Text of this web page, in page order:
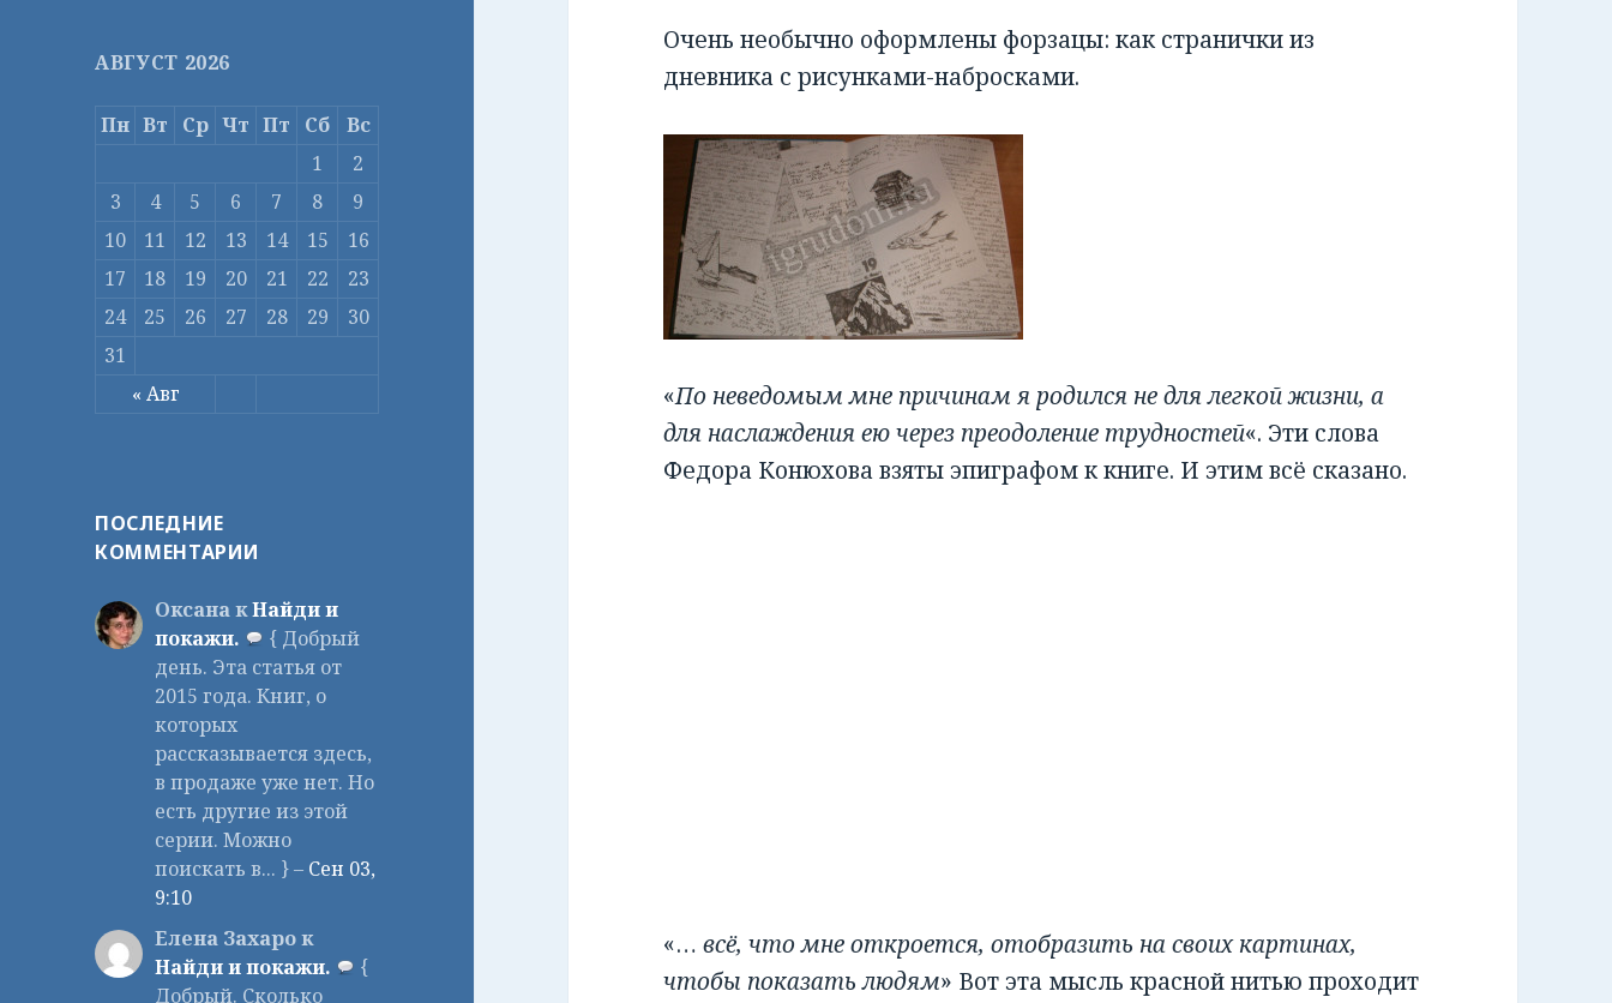
АВГУСТ 2026
Пн Вт Ср Чт Пт Сб Вс
« Авг
1
2
3
4 5 6 7 8
9
10
11 12 13 14 15
16
17
18 19 20 21 22
23
24
25 26 27 28 29
30
31
ПОСЛЕДНИЕ
КОММЕНТАРИИ
Оксана кНайди и
покажи.
{ Добрый
день. Эта статья от
2015 года. Книг, о
которых
рассказывается здесь,
в продаже уже нет. Но
есть другие из этой
серии. Можно
поискать в... } – Сен 03,
9:10
Елена Захаро к
Найди и покажи.
{
Добрый. Сколько
Очень необычно оформлены форзацы: как странички из
дневника с рисунками-набросками.
«По неведомым мне причинам я родился не для легкой жизни, а
для наслаждения ею через преодоление трудностей«. Эти слова
Федора Конюхова взяты эпиграфом к книге. И этим всё сказано.
«…всё, что мне откроется, отобразить на своих картинах,
чтобы показать людям» Вот эта мысль красной нитью проходит